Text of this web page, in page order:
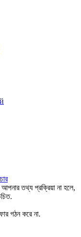
তথ্য প্রক্রিয়া না হলে,
গঠন করে না.